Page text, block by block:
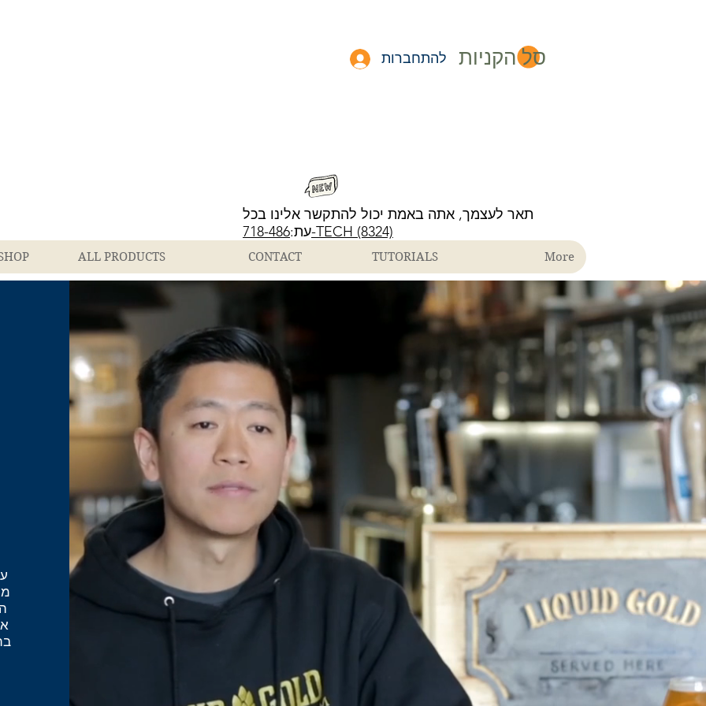
להתחברות סל הקניות
תאר לעצמך, אתה באמת יכול להתקשר אלינו בכל
עת:718-486-TECH (8324)
ALL PRODUCTS CONTACT TUTORIALS More